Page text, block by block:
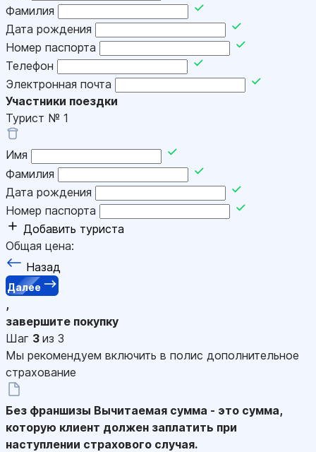
Фамилия
Дата рождения
Номер паспорта
Телефон
Электронная почта
Участники поездки
Турист № 1
Имя
Фамилия
Дата рождения
Номер паспорта
Добавить туриста
Общая цена:
Назад
Далее
,
завершите покупку
Шаг 3 из 3
Мы рекомендуем включить в полис дополнительное
страхование
Без франшизы Вычитаемая сумма - это сумма,
которую клиент должен заплатить при
наступлении страхового случая.